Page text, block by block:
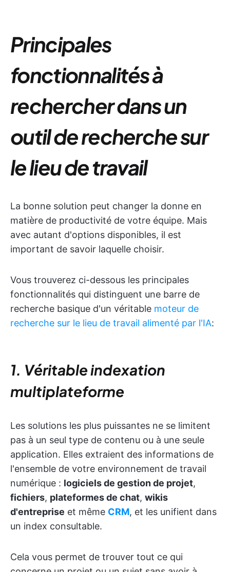
Principales
fonctionnalités à
rechercher dans un
outil de recherche sur
le lieu de travail
La bonne solution peut changer la donne en
matière de productivité de votre équipe. Mais
avec autant d'options disponibles, il est
important de savoir laquelle choisir.
Vous trouverez ci-dessous les principales
fonctionnalités qui distinguent une barre de
recherche basique d'un véritable moteur de
recherche sur le lieu de travail alimenté par l'IA:
1. Véritable indexation
multiplateforme
Les solutions les plus puissantes ne se limitent
pas à un seul type de contenu ou à une seule
application. Elles extraient des informations de
l'ensemble de votre environnement de travail
numérique : logiciels de gestion de projet,
fichiers, plateformes de chat, wikis
d'entreprise et même CRM, et les unifient dans
un index consultable.
Cela vous permet de trouver tout ce qui